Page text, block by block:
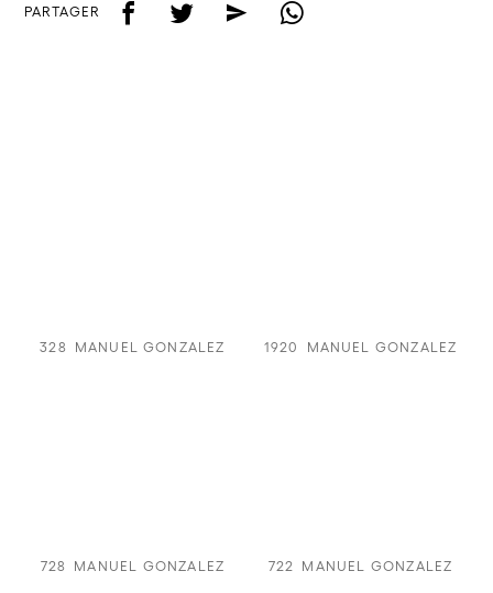
PARTAGER f t e w
328 MANUEL GONZALEZ 1920 MANUEL GONZALEZ
728 MANUEL GONZALEZ 722 MANUEL GONZALEZ